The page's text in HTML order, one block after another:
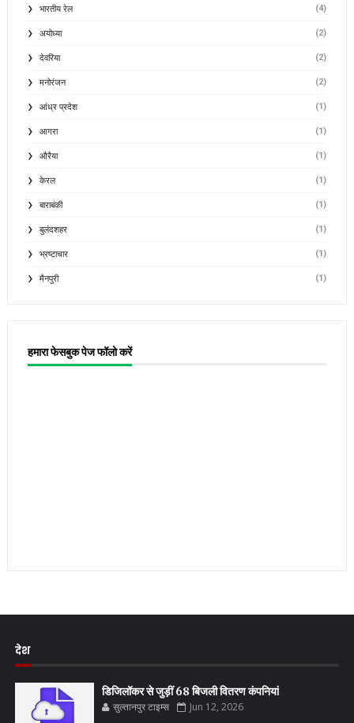
भारतीय रेल (4)
अयोध्या (2)
देवरिया (2)
मनोरंजन (2)
आंध्र प्रदेश (1)
आगरा (1)
औरैया (1)
केरल (1)
बाराबंकी (1)
बुलंदशहर (1)
भ्रष्टाचार (1)
मैनपुरी (1)
हमारा फेसबुक पेज फॉलो करें
देश
डिजिलॉकर से जुड़ीं 68 बिजली वितरण कंपनियां
सुल्तानपुर टाइम्स Jun 12, 2026